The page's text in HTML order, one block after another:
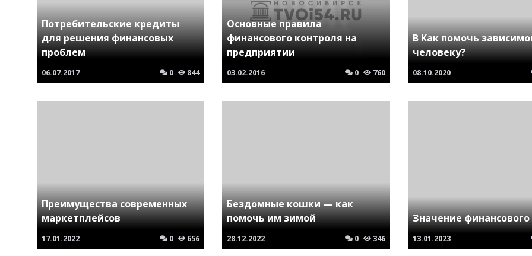
Потребительские кредиты
для решения финансовых
проблем
06.07.2017 0 844
Основные правила
финансового контроля на
предприятии
03.02.2016 0 760
В Как помочь
человеку?
08.10.2020
Преимущества современных
маркетплейсов
17.01.2022 0 656
Бездомные кошки — как
помочь им зимой
28.12.2022 0 346
Значение
13.01.2023